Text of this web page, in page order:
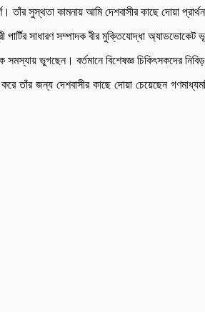
সুস্থতা কামনায় আমি দেশবাসীর কাছে দোয়া
পার্টির সাধারণ সম্পাদক বীর মুক্তিযোদ্ধা
ভুগছেন। বর্তমানে বিশেষজ্ঞ চিকিৎসকদের নিবিড়
তাঁর জন্য দেশবাসীর কাছে দোয়া চেয়েছেন